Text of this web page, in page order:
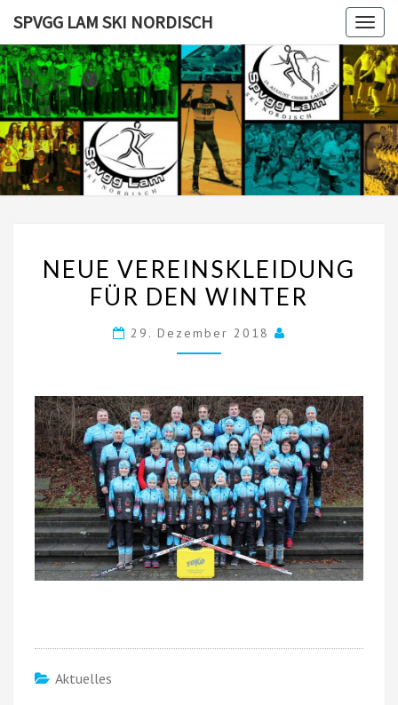
content
SPVGG LAM SKI NORDISCH
SPVGG
LAM SKI
VEREINSKLEIDUNG
FÜR
NEUE VEREINSKLEIDUNG
FÜR DEN WINTER
29. Dezember 2018
Aktuelles